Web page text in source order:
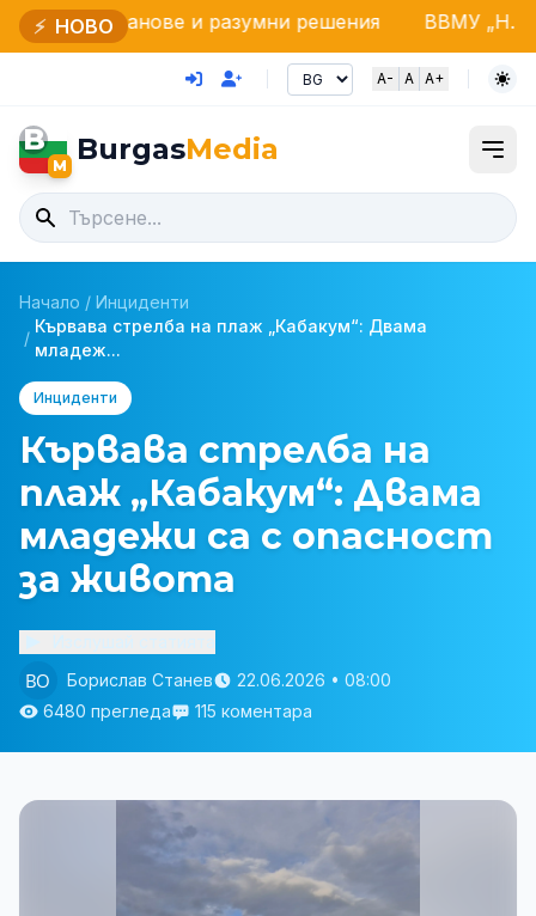
⚡ НОВО
и разумни решения ВВМУ „Н. Й. Вапцаров“
A- A A+
B
M BurgasMedia
Начало / Инциденти
/
Кървава стрелба на плаж „Кабакум“: Двама
младеж...
Инциденти
Кървава стрелба на
плаж „Кабакум“: Двама
младежи са с опасност
за живота
Борислав Станев
22.06.2026 • 08:00
6480 прегледа
115 коментара